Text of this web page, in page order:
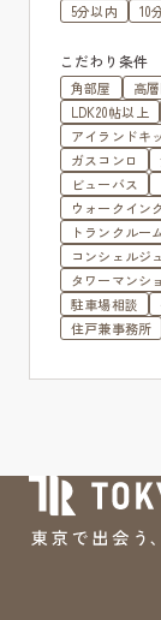
5分以内 10
こだわり条件
角部屋 高
LDK20帖以上
アイランドキ
ガスコンロ
ビューバス
ウォークイン
トランクルー
コンシェルジ
タワーマンシ
駐車場相談
住戸兼事務所